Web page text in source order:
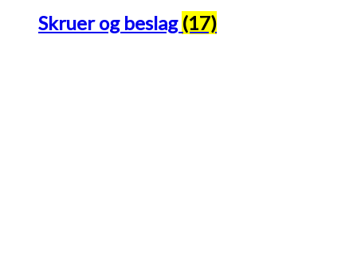
Skruer og beslag (17)